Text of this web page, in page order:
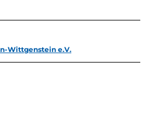
Wittgenstein e.V.